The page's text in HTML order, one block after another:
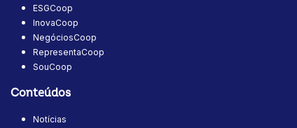
ESGCoop
InovaCoop
NegóciosCoop
RepresentaCoop
SouCoop
Conteúdos
Notícias